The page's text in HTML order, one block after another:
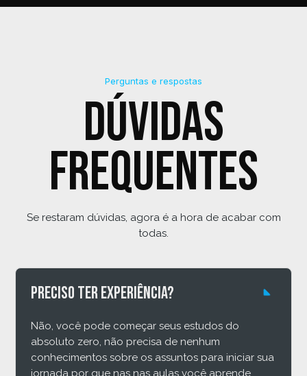
Perguntas e respostas
Dúvidas
frequentes
Se restaram dúvidas, agora é a hora de acabar com
todas.
Preciso ter experiência?
Não, você pode começar seus estudos do
absoluto zero, não precisa de nenhum
conhecimentos sobre os assuntos para iniciar sua
jornada por que nas nas aulas você aprende